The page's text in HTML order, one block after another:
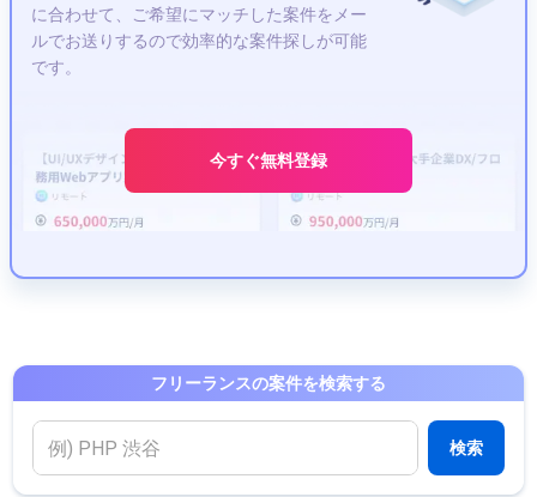
に合わせて、ご希望にマッチした案件をメー
ルでお送りするので効率的な案件探しが可能
です。
今すぐ無料登録
フリーランスの案件を検索する
検索